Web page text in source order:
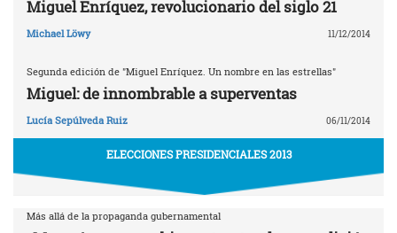
Miguel Enríquez, revolucionario del siglo 21
Michael Löwy 11/12/2014
Segunda edición de "Miguel Enríquez. Un nombre en las estrellas"
Miguel: de innombrable a superventas
Lucía Sepúlveda Ruiz 06/11/2014
ELECCIONES PRESIDENCIALES 2013
Más allá de la propaganda gubernamental